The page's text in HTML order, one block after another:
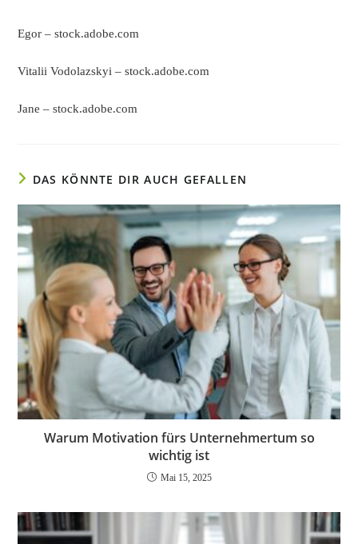
Egor – stock.adobe.com
Vitalii Vodolazskyi – stock.adobe.com
Jane – stock.adobe.com
DAS KÖNNTE DIR AUCH GEFALLEN
Warum Motivation fürs Unternehmertum so
wichtig ist
Mai 15, 2025